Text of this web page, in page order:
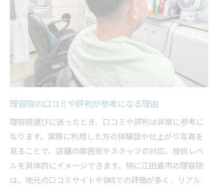
理容院の口コミや評判が参考になる理由
理容院選びに迷ったとき、口コミや評判は非常に参考に
なります。実際に利用した方の体験談や仕上がり写真を
見ることで、店舗の雰囲気やスタッフの対応、技術レベ
ルを具体的にイメージできます。特に江田島市の理容院
は、地元の口コミサイトやSNSでの評価が多く、リアル